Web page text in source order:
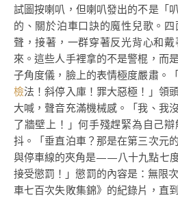
試圖按喇叭，但喇叭發出的不是「
的、關於泊車口訣的魔性兒歌。
聲，接著，一群穿著反光背心和
來。這些人手裡拿的不是警棍，而
子角度儀，臉上的表情極度嚴肅。
檢法！斜停入庫！罪大惡極！」領
大喊，聲音充滿機械感。「我、我
了牆壁上！」何手殘趕緊為自己
抖。「垂直泊車？那是在第三次元
與停車線的夾角是——八十九點七
接受懲罰！」懲罰的內容是：無限
車七百次失敗集錦》的紀錄片，直